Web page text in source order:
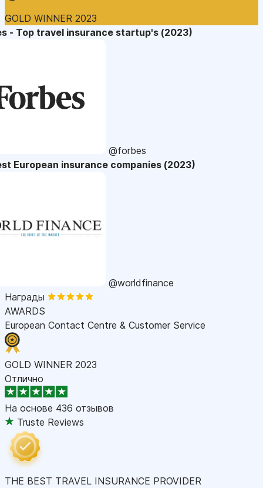
GOLD WINNER 2023
- Top travel insurance startup's (2023)
@forbes
European insurance companies (2023)
@worldfinance
Награды
AWARDS
European Contact Centre & Customer Service
GOLD WINNER 2023
Отлично
На основе 436 отзывов
Truste Reviews
THE BEST TRAVEL INSURANCE PROVIDER